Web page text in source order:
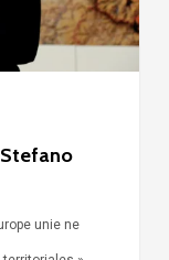
Stefano
unie ne